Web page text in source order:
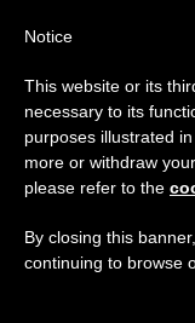
TAG
Notice
This website or its
necessary to its
purposes illustrated
more or withdraw
please refer to the
By closing this
continuing to browse